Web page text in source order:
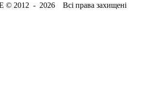
© 2012 - 2026 Всі права захищені